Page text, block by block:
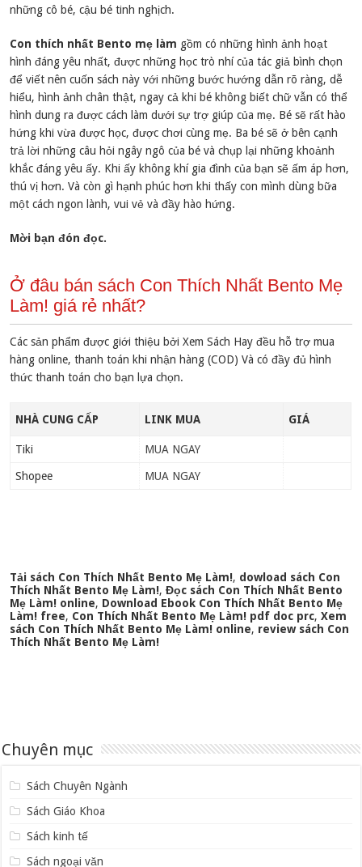
những cô bé, cậu bé tinh nghịch.
Con thích nhất Bento mẹ làm gồm có những hình ảnh hoạt
hình đáng yêu nhất, được những học trò nhí của tác giả bình chọn
để viết nên cuốn sách này với những bước hướng dẫn rõ ràng, dễ
hiểu, hình ảnh chân thật, ngay cả khi bé không biết chữ vẫn có thể
hình dung ra được cách làm dưới sự trợ giúp của mẹ. Bé sẽ rất hào
hứng khi vừa được học, được chơi cùng mẹ. Ba bé sẽ ở bên cạnh
trả lời những câu hỏi ngây ngô của bé và chụp lại những khoảnh
khắc đáng yêu ấy. Khi ấy không khí gia đình của bạn sẽ ấm áp hơn,
thú vị hơn. Và còn gì hạnh phúc hơn khi thấy con mình dùng bữa
một cách ngon lành, vui vẻ và đầy hào hứng.
Mời bạn đón đọc.
Ở đâu bán sách Con Thích Nhất Bento Mẹ
Làm! giá rẻ nhất?
Các sản phẩm được giới thiệu bởi Xem Sách Hay đều hỗ trợ mua
hàng online, thanh toán khi nhận hàng (COD) Và có đầy đủ hình
thức thanh toán cho bạn lựa chọn.
NHÀ CUNG CẤP LINK MUA GIÁ
Tiki MUA NGAY
Shopee MUA NGAY
Tải sách Con Thích Nhất Bento Mẹ Làm!, dowload sách Con
Thích Nhất Bento Mẹ Làm!,Đọc sách Con Thích Nhất Bento
Mẹ Làm! online, Download Ebook Con Thích Nhất Bento Mẹ
Làm! free, Con Thích Nhất Bento Mẹ Làm! pdf doc prc,Xem
sách Con Thích Nhất Bento Mẹ Làm! online, review sách Con
Thích Nhất Bento Mẹ Làm!
Chuyên mục
Sách Chuyên Ngành
Sách Giáo Khoa
Sách kinh tế
Sách ngoại văn